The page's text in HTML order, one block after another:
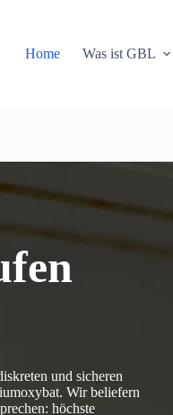
Home Was ist GBL
und sicheren
Wir beliefern
höchste